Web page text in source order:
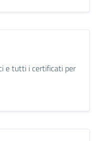
e tutti i certificati per